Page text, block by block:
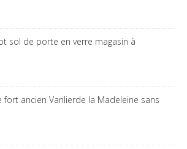
sol de porte en verre magasin à
fort ancien Vanlierde la Madeleine sans